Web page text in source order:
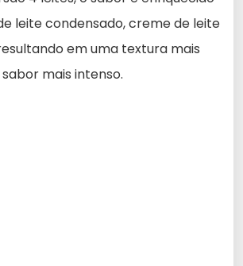
leite condensado, creme de leite
em uma textura mais
mais intenso.